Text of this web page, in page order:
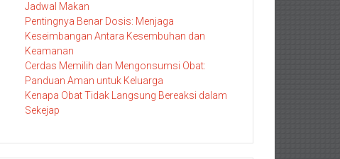
Jadwal Makan
Pentingnya Benar Dosis: Menjaga
Keseimbangan Antara Kesembuhan dan
Keamanan
Cerdas Memilih dan Mengonsumsi Obat:
Panduan Aman untuk Keluarga
Kenapa Obat Tidak Langsung Bereaksi dalam
Sekejap